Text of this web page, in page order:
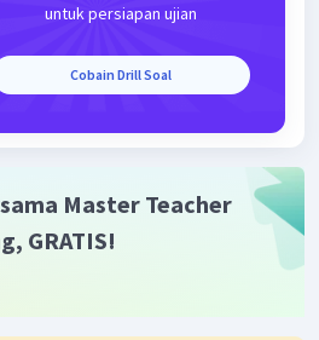
untuk persiapan ujian
Cobain Drill Soal
Master Teacher
GRATIS!